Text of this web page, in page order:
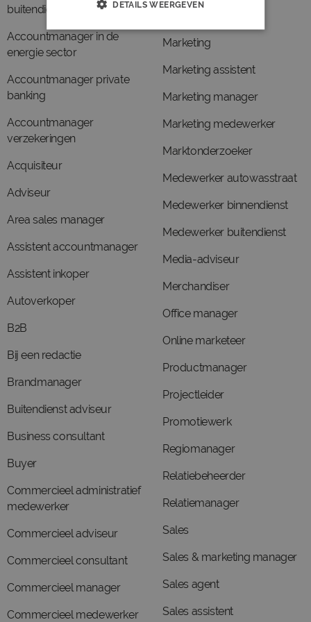
buitendienst
Accountmanager in de
energie sector
Accountmanager private
banking
Accountmanager
verzekeringen
Acquisiteur
Adviseur
Area sales manager
Assistent accountmanager
Assistent inkoper
Autoverkoper
B2B
Bij een redactie
Brandmanager
Buitendienst adviseur
Business consultant
Buyer
Commercieel administratief
medewerker
Commercieel adviseur
Commercieel consultant
Commercieel manager
Commercieel medewerker
Marketing
Marketing assistent
Marketing manager
Marketing medewerker
Marktonderzoeker
Medewerker autowasstraat
Medewerker binnendienst
Medewerker buitendienst
Media-adviseur
Merchandiser
Office manager
Online marketeer
Productmanager
Projectleider
Promotiewerk
Regiomanager
Relatiebeheerder
Relatiemanager
Sales
Sales & marketing manager
Sales agent
Sales assistent
DETAILS WEERGEVEN